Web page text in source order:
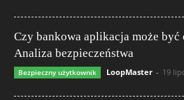
Czy bankowa aplikacja może być
Analiza bezpieczeństwa
Bezpieczny użytkownik LoopMaster - 19